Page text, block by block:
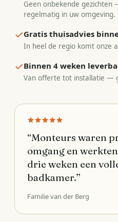
Geen onbekende
regelmatig in uw omgeving.
Gratis thuisadvies
In heel de regio komt onze
Binnen 4 weken
Van offerte tot installatie —
“Monteurs waren
omgang en
drie weken een
badkamer.”
Familie van der Berg